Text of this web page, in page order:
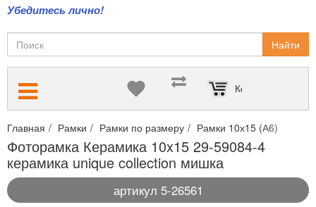
Убедитесь лично!
Найти
Корзина пуста
Главная Рамки Рамки по размеру Рамки 10х15 (А6)
Фоторамка Керамика 10x15 29-59084-4
керамика unique collection мишка
артикул 5-26561